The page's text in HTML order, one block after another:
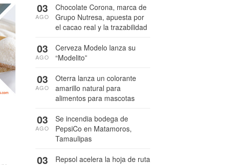
Chocolate Corona, marca de
Grupo Nutresa, apuesta por
el cacao real y la trazabilidad
03
AGO
Cerveza Modelo lanza su
“Modelito”
03
AGO
Oterra lanza un colorante
amarillo natural para
alimentos para mascotas
03
AGO
Se incendia bodega de
PepsiCo en Matamoros,
Tamaulipas
03
AGO
Repsol acelera la hoja de ruta
03